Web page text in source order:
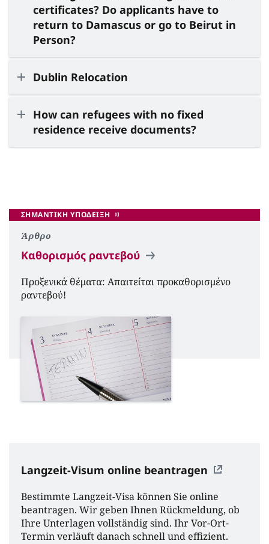
certificates? Do applicants have to
return to Damascus or go to Beirut in
Person?
Dublin Relocation
How can refugees with no fixed
residence receive documents?
ΣΗΜΑΝΤΙΚΉ ΥΠΌΔΕΙΞΗ
Άρθρο
Καθορισμός ραντεβού
Προξενικά θέματα: Aπαιτείται προκαθορισμένο
ραντεβού!
Langzeit-Visum online beantragen
Bestimmte Langzeit-Visa können Sie online
beantragen. Wir geben Ihnen Rückmeldung, ob
Ihre Unterlagen vollständig sind. Ihr Vor-Ort-
Termin verläuft danach schnell und effizient.